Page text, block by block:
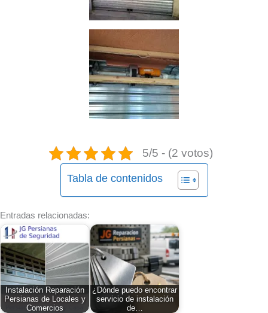
5/5 - (2 votos)
Tabla de contenidos
Entradas relacionadas:
Instalación Reparación
Persianas de Locales y
Comercios
¿Dónde puedo encontrar
servicio de instalación
de…